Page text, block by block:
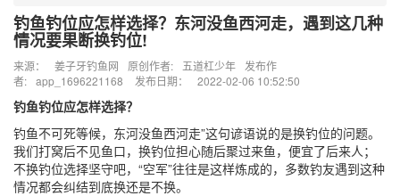
钓鱼钓位应怎样选择？东河没鱼西河走，遇到这几种
情况要果断换钓位!
来源： 姜子牙钓鱼网 原创作者: 五道杠少年
发布作
者: app_1696221168 发布日期： 2022-02-06 10:52:50
钓鱼钓位应怎样选择？
钓鱼不可死等候，东河没鱼西河走”这句谚语说的是换钓位的问题。
我们打窝后不见鱼口，换钓位担心随后聚过来鱼，便宜了后来人；
不换钓位选择坚守吧，“空军”往往是这样炼成的，多数钓友遇到这种
情况都会纠结到底换还是不换。